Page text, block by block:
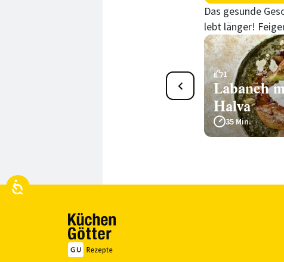
Das gesunde
lebt länger!
Feta-Päckchen mit Spinat
1
Labaneh
Halva
35 Min.